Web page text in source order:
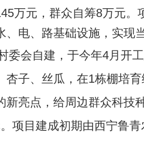
万元，群众自筹8万元
电、路基础设施，实现
会自建，于今年4月开
杏子、丝瓜，在1栋棚培
新亮点，给周边群众科技
项目建成初期由西宁鲁